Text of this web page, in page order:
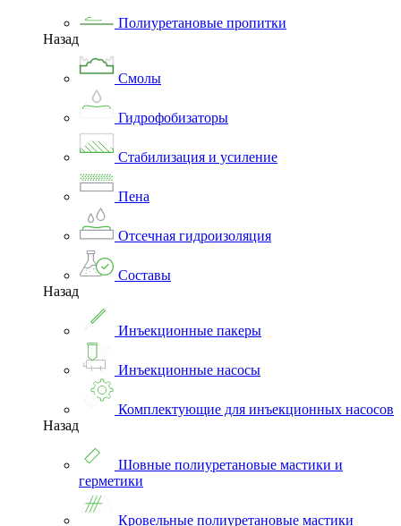
Полиуретановые пропитки
Назад
Смолы
Гидрофобизаторы
Стабилизация и усиление
Пена
Отсечная гидроизоляция
Составы
Назад
Инъекционные пакеры
Инъекционные насосы
Комплектующие для инъекционных насосов
Назад
Шовные полиуретановые мастики и
герметики
Кровельные полиуретановые мастики